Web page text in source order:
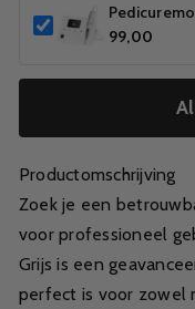
99,00
Productomschrijving
Zoek je een
voor professioneel
Grijs is een
perfect is voor zowel